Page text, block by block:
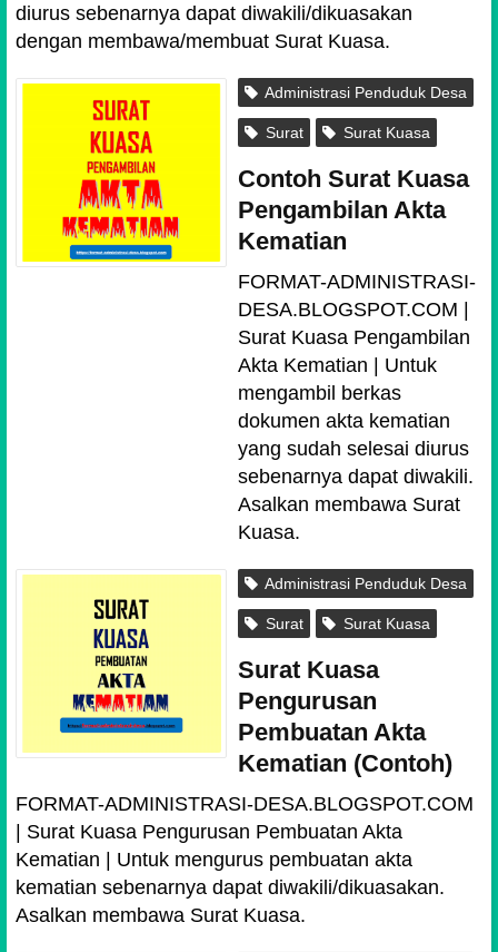
diurus sebenarnya dapat diwakili/dikuasakan
dengan membawa/membuat Surat Kuasa.
Administrasi Penduduk Desa
Surat Surat Kuasa
Contoh Surat Kuasa
Pengambilan Akta
Kematian
FORMAT-ADMINISTRASI-
DESA.BLOGSPOT.COM |
Surat Kuasa Pengambilan
Akta Kematian | Untuk
mengambil berkas
dokumen akta kematian
yang sudah selesai diurus
sebenarnya dapat diwakili.
Asalkan membawa Surat
Kuasa.
Administrasi Penduduk Desa
Surat Surat Kuasa
Surat Kuasa
Pengurusan
Pembuatan Akta
Kematian (Contoh)
FORMAT-ADMINISTRASI-DESA.BLOGSPOT.COM
| Surat Kuasa Pengurusan Pembuatan Akta
Kematian | Untuk mengurus pembuatan akta
kematian sebenarnya dapat diwakili/dikuasakan.
Asalkan membawa Surat Kuasa.